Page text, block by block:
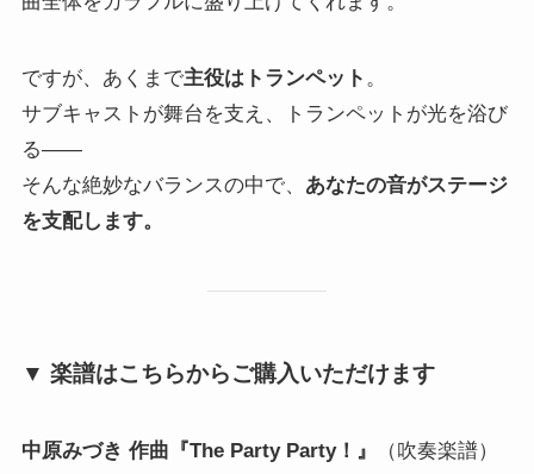
ですが、あくまで主役はトランペット 。
サブキャストが舞台を支え、トランペットが光を浴び
る――
そんな絶妙なバランスの中で、 あなたの音がステージ
を支配します。
▼ 楽譜はこちらからご購入いただけます
中原みづき 作曲『The Party Party！』
（吹奏楽譜）